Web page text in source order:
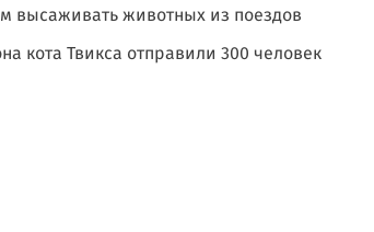
высаживать животных из поездов
кота Твикса отправили 300 человек